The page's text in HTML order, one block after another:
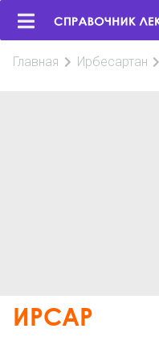
Главная Ирбесартан
ИРСАР